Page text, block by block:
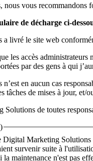
nous vous
de décharge ci-
livré le site web
les accès
par des gens à qui
en aucun cas
tâches de mises à jour, et/
Solutions de toutes
Digital Marketing
survenir suite à
maintenance n'est pas